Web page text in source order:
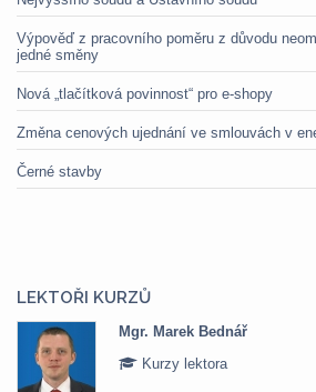
Výpověď z pracovního poměru z důvodu
jedné směny
Nová „tlačítková povinnost“ pro e-shopy
Změna cenových ujednání ve smlouvách v
Černé stavby
LEKTOŘI KURZŮ
Mgr. Marek Bednář
Kurzy lektora